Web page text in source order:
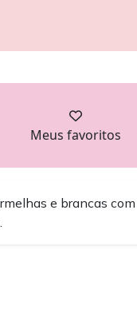
Meus favoritos
e brancas com